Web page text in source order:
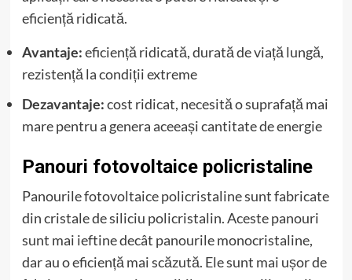
eficiență ridicată.
Avantaje:eficiență ridicată, durată de viață lungă,
rezistență la condiții extreme
Dezavantaje:cost ridicat, necesită o suprafață mai
mare pentru a genera aceeași cantitate de energie
Panouri fotovoltaice policristaline
Panourile fotovoltaice policristaline sunt fabricate
din cristale de siliciu policristalin. Aceste panouri
sunt mai ieftine decât panourile monocristaline,
dar au o eficiență mai scăzută. Ele sunt mai ușor de